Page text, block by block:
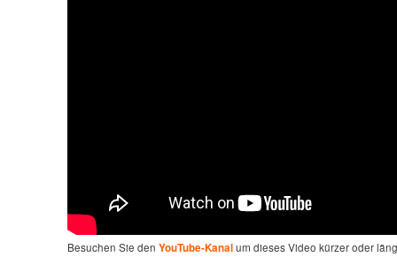
Besuchen Sie den YouTube-Kanalum dieses Video kürzer oder